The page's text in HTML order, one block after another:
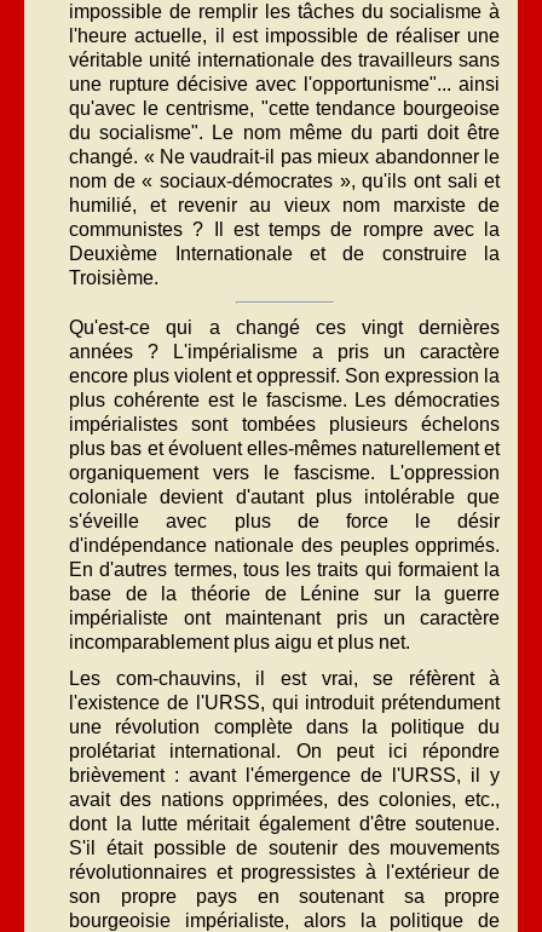
impossible de remplir les tâches du socialisme à
l'heure actuelle, il est impossible de réaliser une
véritable unité internationale des travailleurs sans
une rupture décisive avec l'opportunisme"... ainsi
qu'avec le centrisme, "cette tendance bourgeoise
du socialisme". Le nom même du parti doit être
changé. « Ne vaudrait-il pas mieux abandonner le
nom de « sociaux-démocrates », qu'ils ont sali et
humilié, et revenir au vieux nom marxiste de
communistes ? Il est temps de rompre avec la
Deuxième Internationale et de construire la
Troisième.
Qu'est-ce qui a changé ces vingt dernières
années ? L'impérialisme a pris un caractère
encore plus violent et oppressif. Son expression la
plus cohérente est le fascisme. Les démocraties
impérialistes sont tombées plusieurs échelons
plus bas et évoluent elles-mêmes naturellement et
organiquement vers le fascisme. L'oppression
coloniale devient d'autant plus intolérable que
s'éveille avec plus de force le désir
d'indépendance nationale des peuples opprimés.
En d'autres termes, tous les traits qui formaient la
base de la théorie de Lénine sur la guerre
impérialiste ont maintenant pris un caractère
incomparablement plus aigu et plus net.
Les com-chauvins, il est vrai, se réfèrent à
l'existence de l'URSS, qui introduit prétendument
une révolution complète dans la politique du
prolétariat international. On peut ici répondre
brièvement : avant l'émergence de l'URSS, il y
avait des nations opprimées, des colonies, etc.,
dont la lutte méritait également d'être soutenue.
S'il était possible de soutenir des mouvements
révolutionnaires et progressistes à l'extérieur de
son propre pays en soutenant sa propre
bourgeoisie impérialiste, alors la politique de